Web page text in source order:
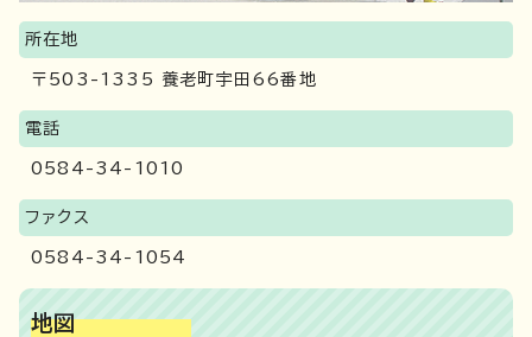
所在地
〒503-1335 養老町宇田66番地
電話
0584-34-1010
ファクス
0584-34-1054
地図